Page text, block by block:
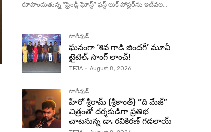
రూపొందుతున్న “ఫ్రెండ్లీ ఘోస్ట్” ఫస్ట్ లుక్ పోస్టర్‌ను ఇటీవల...
టాలీవుడ్
ఘనంగా ‘శివ గాడి జింద‌గీ’ మూవీ
టైటిల్, సాంగ్ లాంచ్!
TFJA - August 8, 2026
టాలీవుడ్
హీరో శ్రీరామ్ (శ్రీకాంత్) “ది మేజ్”
చిత్రంతో దర్శకుడిగా ప్రతిభ
చాటనున్న డా. రవికిరణ్ గడలాయ్